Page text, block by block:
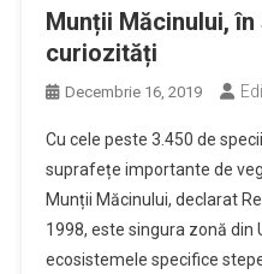
Munții Măcinului,
curiozități
Decembrie 16, 2019
Cu cele peste 3.450 de
suprafețe importante de
Munții Măcinului, declarat
1998, este singura zonă din
ecosistemele specifice